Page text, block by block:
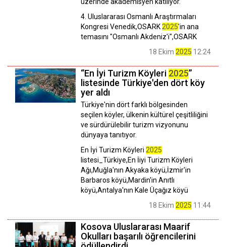
üzerinde akademisyen katılıyor.
4. Uluslararası Osmanlı Araştırmaları
Kongresi Venedik,OSARK2025'in ana
temasını "Osmanlı Akdeniz'i",OSARK
18 Ekim 2025 12:24
“En İyi Turizm Köyleri 2025”
listesinde Türkiye'den dört köy
yer aldı
Türkiye'nin dört farklı bölgesinden
seçilen köyler, ülkenin kültürel çeşitliliğini
ve sürdürülebilir turizm vizyonunu
dünyaya tanıtıyor.
En İyi Turizm Köyleri 2025
listesi_Türkiye,En İiyi Turizm Köyleri
Ağı,Muğla'nın Akyaka köyü,İzmir'in
Barbaros köyü,Mardin'in Anıtlı
köyü,Antalya'nın Kale Üçağız köyü
18 Ekim 2025 11:44
Kosova Uluslararası Maarif
Okulları başarılı öğrencilerini